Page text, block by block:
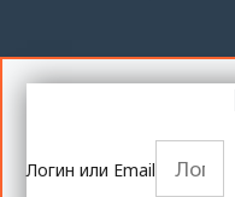
Логин или Email